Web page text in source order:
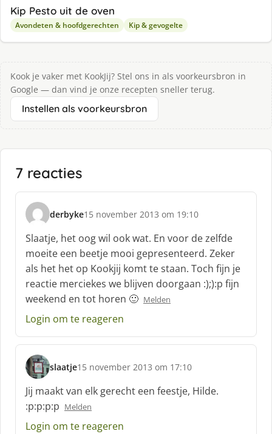
Kip Pesto uit de oven
Avondeten & hoofdgerechten Kip & gevogelte
Kook je vaker met KookJij? Stel ons in als voorkeursbron in
Google — dan vind je onze recepten sneller terug.
Instellen als voorkeursbron
7 reacties
derbyke
s
c
h
r
e
e
f
15 november 2013 om 19:10
Slaatje, het oog wil ook wat. En voor de zelfde
moeite een beetje mooi gepresenteerd. Zeker
als het het op Kookjij komt te staan. Toch fijn je
reactie merciekes we blijven doorgaan :);):p fijn
weekend en tot horen 🙂 Melden
Login om te reageren
slaatje
s
c
h
r
e
15 november 2013 om 17:10
Jij maakt van elk gerecht een feestje, Hilde.
:p:p:p:p Melden
Login om te reageren